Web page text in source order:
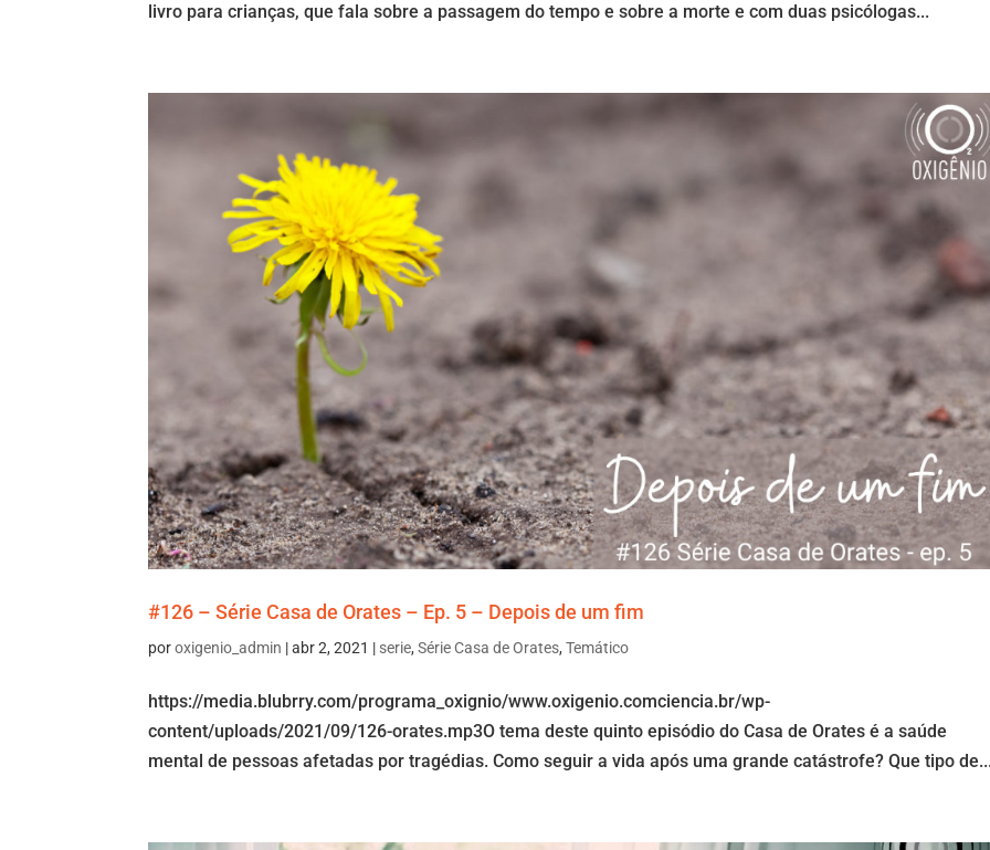
livro para crianças, que fala sobre a passagem do tempo e sobre a morte e com duas psicólogas...
#126 – Série Casa de Orates – Ep. 5 – Depois de um fim
poroxigenio_admin |abr 2, 2021 | serie,Série Casa de Orates,Temático
https://media.blubrry.com/programa_oxignio/www.oxigenio.comciencia.br/wp-
content/uploads/2021/09/126-orates.mp3O tema deste quinto episódio do Casa de Orates é a saúde
mental de pessoas afetadas por tragédias. Como seguir a vida após uma grande catástrofe? Que tipo